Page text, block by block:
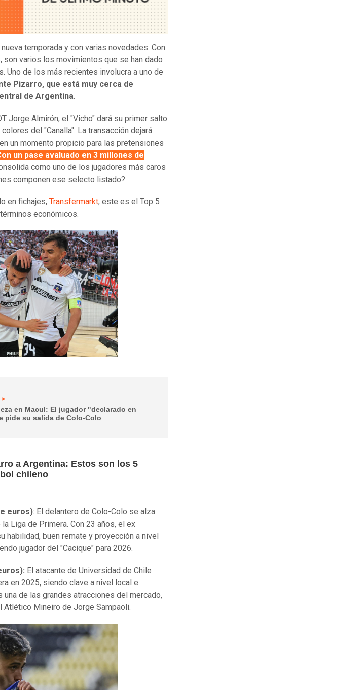
temporada y con varias novedades. Con
son varios los movimientos que se han dado
Uno de los más recientes involucra a uno de
Pizarro, que está muy cerca de
de Argentina.
Jorge Almirón, el "Vicho" dará su primer salto
del "Canalla". La transacción dejará
un momento propicio para las pretensiones
un pase avaluado en 3 millones de
como uno de los jugadores más caros
componen ese selecto listado?
en fichajes, Transfermarkt, este es el Top 5
económicos.
en Macul: El jugador "declarado en
pide su salida de Colo-Colo
a Argentina: Estos son los 5
chileno
euros): El delantero de Colo-Colo se alza
Liga de Primera. Con 23 años, el ex
habilidad, buen remate y proyección a nivel
jugador del "Cacique" para 2026.
El atacante de Universidad de Chile
en 2025, siendo clave a nivel local e
una de las grandes atracciones del mercado,
Mineiro de Jorge Sampaoli.